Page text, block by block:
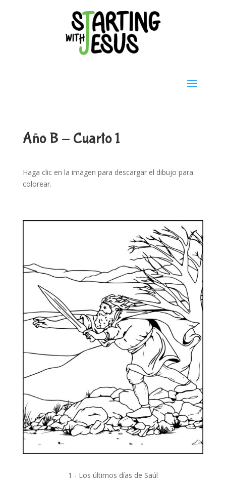
Año B - Cuarto 1
Haga clic en la imagen para descargar el dibujo para
colorear.
1 - Los últimos días de Saúl